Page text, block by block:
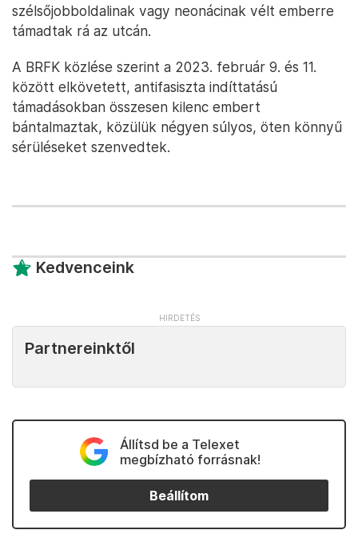
szélsőjobboldalinak vagy neonácinak vélt emberre
támadtak rá az utcán.
A BRFK közlése szerint a 2023. február 9. és 11.
között elkövetett, antifasiszta indíttatású
támadásokban összesen kilenc embert
bántalmaztak, közülük négyen súlyos, öten könnyű
sérüléseket szenvedtek.
Kedvenceink
Partnereinktől
Állítsd be a Telexet
megbízható forrásnak!
Beállítom